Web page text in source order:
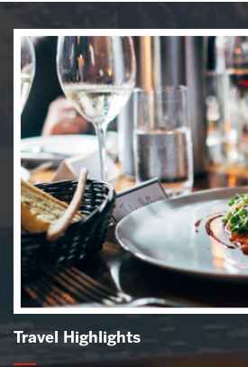
Travel Highlights